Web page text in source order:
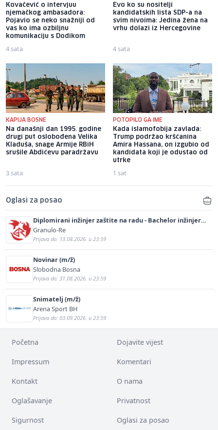
Kovačević o intervjuu
njemačkog ambasadora:
Pojavio se neko snažniji od
vas ko ima ozbiljnu
komunikaciju s Dodikom
4 sata
Evo ko su nositelji
kandidatskih lista SDP-a na
svim nivoima: Jedina žena na
vrhu dolazi iz Hercegovine
4 sata
KAPIJA BOSNE
Na današnji dan 1995. godine
drugi put oslobođena Velika
Kladuša, snage Armije RBiH
srušile Abdićevu paradržavu
3 sata
POTOPILO GA IME
Kada islamofobija zavlada:
Trump podržao kršćanina
Amira Hassana, on izgubio od
kandidata koji je odustao od
utrke
1 sat
Oglasi za posao
Diplomirani inžinjer zaštite na radu - Bachelor inžinjer
sigurnosti i pomoći (m/ž)
Granulo-Re
Prijava do: 13.08.2026. u 23:59
Novinar (m/ž)
Slobodna Bosna
Prijava do: 31.08.2026. u 23:59
Snimatelj (m/ž)
Arena Sport BH
Prijava do: 03.09.2026. u 23:59
Početna Dojavite vijest
Impressum Komentari
Kontakt O nama
Oglašavanje Privatnost
Sigurnost Oglasi za posao